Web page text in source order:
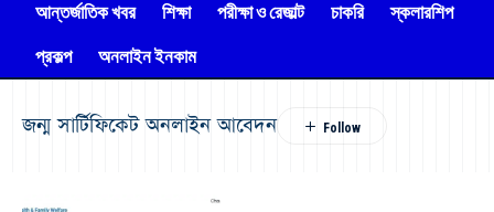
আন্তর্জাতিক খবর
শিক্ষা পরীক্ষা ও রেজাল্ট চাকরি
স্কলারশিপ
প্রকল্প
অনলাইন ইনকাম
জন্ম সার্টিফিকেট অনলাইন আবেদন